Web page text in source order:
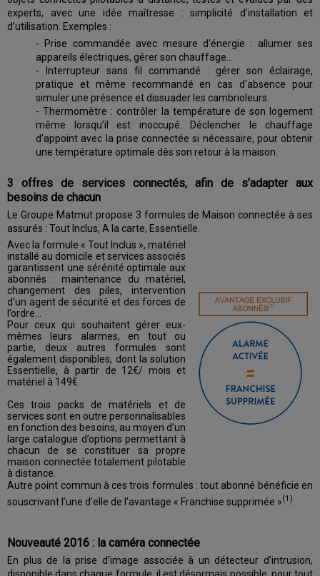
experts, avec une idée maîtresse : simplicité d’installation et
d’utilisation. Exemples :
- Prise commandée avec mesure d'énergie : allumer ses
appareils électriques, gérer son chauffage...
- Interrupteur sans fil commandé : gérer son éclairage,
pratique et même recommandé en cas d'absence pour
simuler une présence et dissuader les cambrioleurs.
- Thermomètre : contrôler la température de son logement
même lorsqu’il est inoccupé. Déclencher le chauffage
d'appoint avec la prise connectée si nécessaire, pour obtenir
une température optimale dès son retour à la maison.
3 offres de services connectés, afin de s’adapter aux
besoins de chacun
Le Groupe Matmut propose 3 formules de Maison connectée à ses
assurés : Tout Inclus, A la carte, Essentielle.
Avec la formule « Tout Inclus », matériel
installé au domicile et services associés
garantissent une sérénité optimale aux
abonnés : maintenance du matériel,
changement des piles, intervention
d’un agent de sécurité et des forces de
l’ordre...
Pour ceux qui souhaitent gérer eux-
mêmes leurs alarmes, en tout ou
partie, deux autres formules sont
également disponibles, dont la solution
Essentielle, à partir de 12€/ mois et
matériel à 149€.
Ces trois packs de matériels et de
services sont en outre personnalisables
en fonction des besoins, au moyen d’un
large catalogue d’options permettant à
chacun de se constituer sa propre
maison connectée totalement pilotable
à distance.
Autre point commun à ces trois formules : tout abonné bénéficie en
souscrivant l’une d’elle de l’avantage « Franchise supprimée »(1)
Nouveauté 2016 : la caméra connectée
En plus de la prise d’image associée à un détecteur d’intrusion,